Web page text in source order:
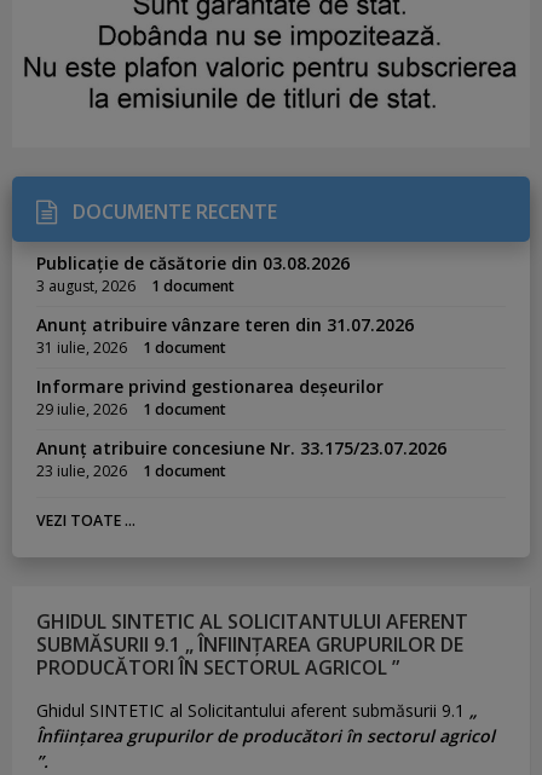
DOCUMENTE RECENTE
Publicație de căsătorie din 03.08.2026
3 august, 2026 1 document
Anunț atribuire vânzare teren din 31.07.2026
31 iulie, 2026 1 document
Informare privind gestionarea deșeurilor
29 iulie, 2026 1 document
Anunț atribuire concesiune Nr. 33.175/23.07.2026
23 iulie, 2026 1 document
VEZI TOATE ...
GHIDUL SINTETIC AL SOLICITANTULUI AFERENT
SUBMĂSURII 9.1 „ ÎNFIINȚAREA GRUPURILOR DE
PRODUCĂTORI ÎN SECTORUL AGRICOL ”
Ghidul SINTETIC al Solicitantului aferent submăsurii 9.1 „
Înființarea grupurilor de producători în sectorul agricol
”.